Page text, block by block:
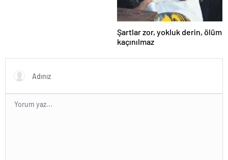
Şartlar zor, yokluk derin, ölüm
kaçınılmaz